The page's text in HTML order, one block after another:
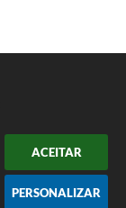
ACEITAR
PERSONALIZAR